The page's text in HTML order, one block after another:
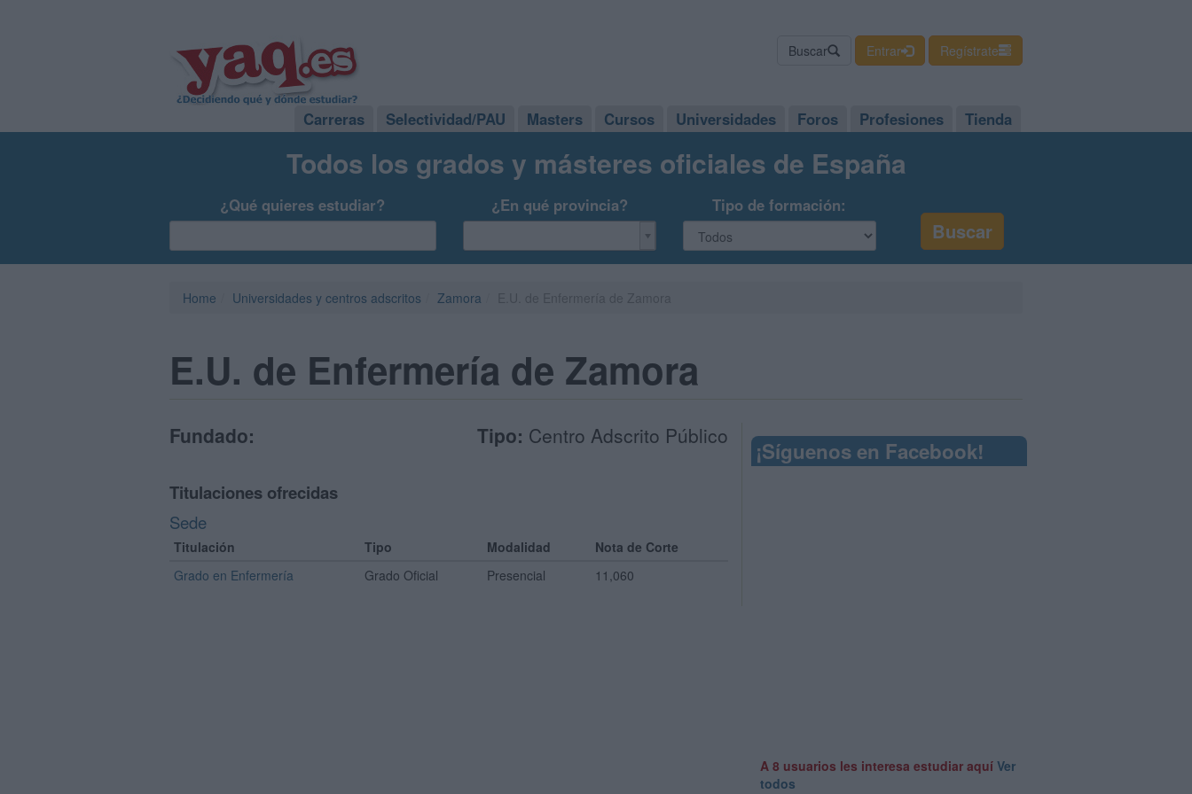
Buscar Entrar Regístrate
Carreras Selectividad/PAU Masters Cursos Universidades Foros Profesiones Tienda
Todos los grados y másteres oficiales de España
¿Qué quieres estudiar? ¿En qué provincia? Tipo de formación:
Home Universidades y centros adscritos Zamora
E.U. de Enfermería de Zamora
Fundado: Tipo: Centro Adscrito Público
Titulaciones ofrecidas
Sede
Titulación Tipo Modalidad
Nota de Corte
Grado en Enfermería
Grado Oficial Presencial 11,060
¡Síguenos en Facebook!
A 8 usuarios les interesa estudiar aquíVer
todos